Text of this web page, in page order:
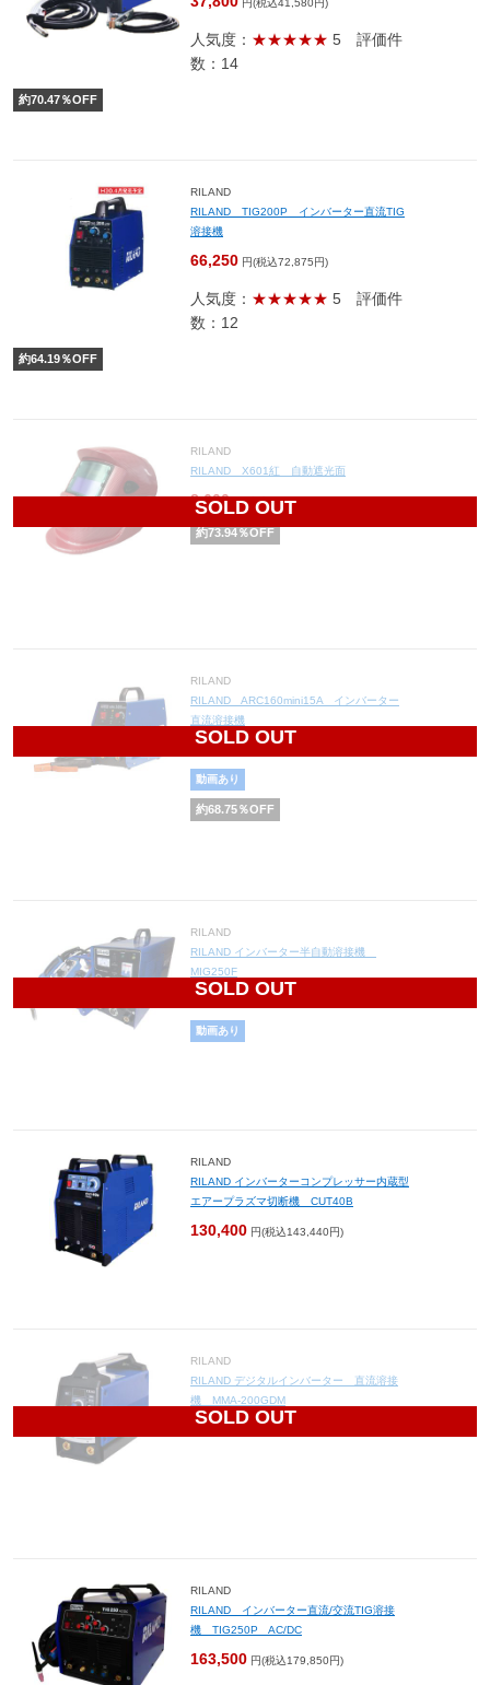
円(税込41,580円)
人気度： ★★★★★ 5 評価件
数：14
約70.47％OFF
RILAND
RILAND TIG200P インバーター直流TIG
溶接機
66,250 円(税込72,875円)
人気度： ★★★★★ 5 評価件
数：12
約64.19％OFF
SOLD OUT
RILAND
RILAND X601紅 自動遮光面
8,600 円(税込9,460円)
約73.94％OFF
SOLD OUT
RILAND
RILAND ARC160mini15A インバーター
直流溶接機
46,875
動画あり
約68.75％OFF
SOLD OUT
RILAND
RILAND インバーター半自動溶接機
MIG250F
129,400
動画あり
RILAND
RILAND インバーターコンプレッサー内蔵型
エアープラズマ切断機 CUT40B
130,400 円(税込143,440円)
SOLD OUT
RILAND
RILAND デジタルインバーター 直流溶接
機 MMA-200GDM
42,500
RILAND
RILAND インバーター直流/交流TIG溶接
機 TIG250P AC/DC
163,500 円(税込179,850円)